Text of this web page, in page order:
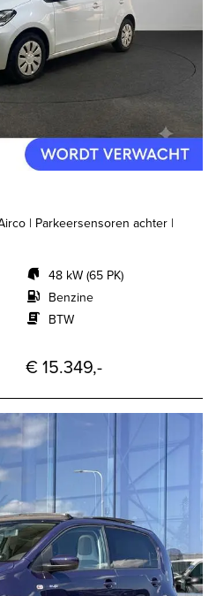
| Parkeersensoren achter |
48 kW (65 PK)
Benzine
BTW
€ 15.349,-